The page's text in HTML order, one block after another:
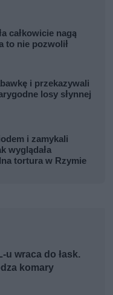
całkowicie nagą
to nie pozwolił
i przekazywali
losy słynnej
i zamykali
wyglądała
tortura w Rzymie
wraca do łask.
komary